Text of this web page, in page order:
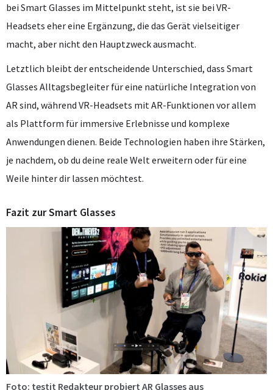
bei Smart Glasses im Mittelpunkt steht, ist sie bei VR-
Headsets eher eine Ergänzung, die das Gerät vielseitiger
macht, aber nicht den Hauptzweck ausmacht.
Letztlich bleibt der entscheidende Unterschied, dass Smart
Glasses Alltagsbegleiter für eine natürliche Integration von
AR sind, während VR-Headsets mit AR-Funktionen vor allem
als Plattform für immersive Erlebnisse und komplexe
Anwendungen dienen. Beide Technologien haben ihre Stärken,
je nachdem, ob du deine reale Welt erweitern oder für eine
Weile hinter dir lassen möchtest.
Fazit zur Smart Glasses
Foto: testit Redakteur probiert AR Glasses aus